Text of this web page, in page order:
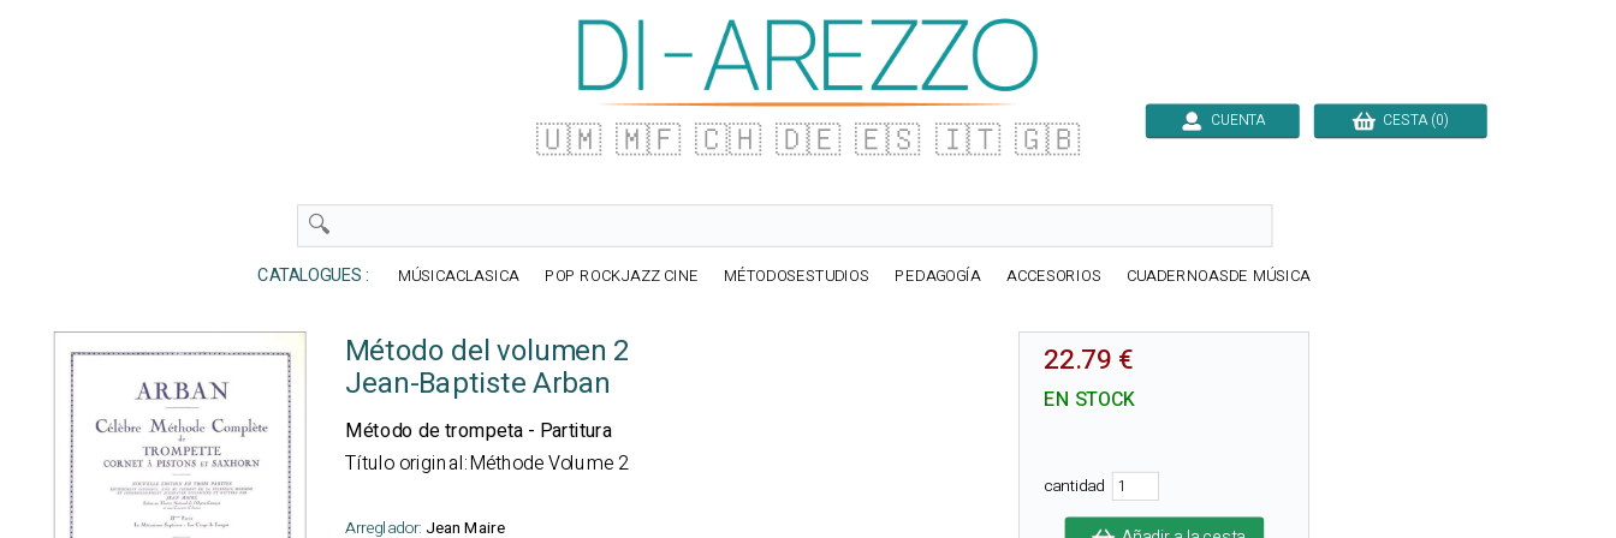
🇺🇲 🇲🇫 🇨🇭 🇩🇪 🇪🇸 🇮🇹 🇬🇧 CUENTA CESTA (0)
CATALOGUES : MÚSICACLASICA POP ROCKJAZZ CINE MÉTODOSESTUDIOS PEDAGOGÍA ACCESORIOS CUADERNOASDE MÚSICA
Método del volumen 2
Jean-Baptiste Arban
Método de trompeta - Partitura
Título original:Méthode Volume 2
Arreglador: Jean Maire
22.79 €
EN STOCK
cantidad